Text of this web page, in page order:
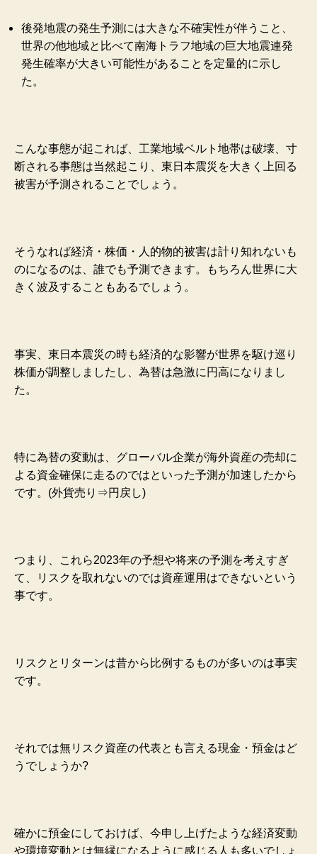
後発地震の発生予測には大きな不確実性が伴うこと、
世界の他地域と比べて南海トラフ地域の巨大地震連発
発生確率が大きい可能性があることを定量的に示し
た。
こんな事態が起これば、工業地域ベルト地帯は破壊、寸
断される事態は当然起こり、東日本震災を大きく上回る
被害が予測されることでしょう。
そうなれば経済・株価・人的物的被害は計り知れないも
のになるのは、誰でも予測できます。もちろん世界に大
きく波及することもあるでしょう。
事実、東日本震災の時も経済的な影響が世界を駆け巡り
株価が調整しましたし、為替は急激に円高になりまし
た。
特に為替の変動は、グローバル企業が海外資産の売却に
よる資金確保に走るのではといった予測が加速したから
です。(外貨売り⇒円戻し)
つまり、これら2023年の予想や将来の予測を考えすぎ
て、リスクを取れないのでは資産運用はできないという
事です。
リスクとリターンは昔から比例するものが多いのは事実
です。
それでは無リスク資産の代表とも言える現金・預金はど
うでしょうか?
確かに預金にしておけば、今申し上げたような経済変動
や環境変動とは無縁になるように感じる人も多いでしょ